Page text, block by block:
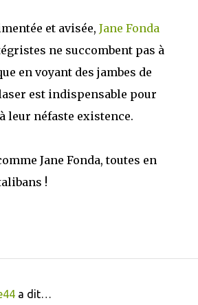
et avisée, Jane Fonda
ne succombent pas à
en voyant des jambes de
est indispensable pour
leur néfaste existence.
Jane Fonda, toutes en
!
a dit…